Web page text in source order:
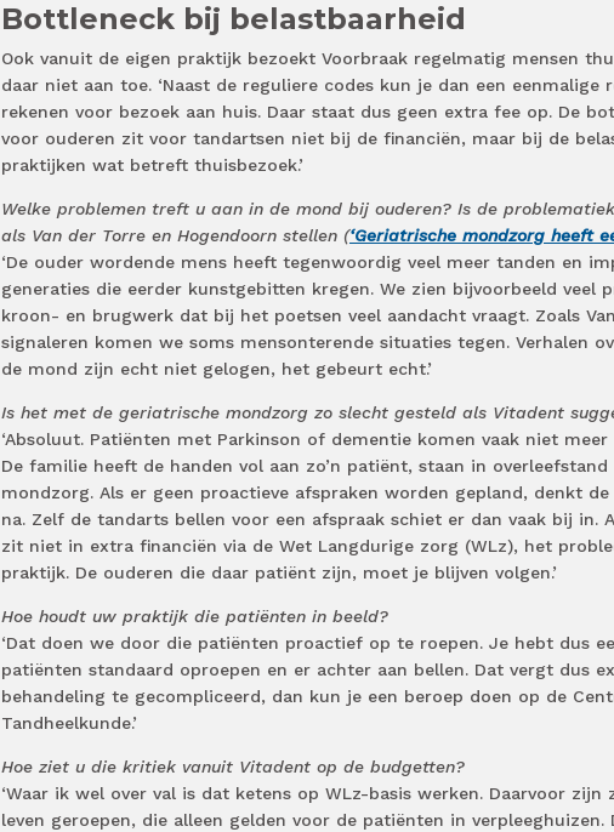
Bottleneck bij belastbaarheid
Ook vanuit de eigen praktijk bezoekt Voorbraak regelmatig mensen
daar niet aan toe. ‘Naast de reguliere codes kun je dan een eenmalige
rekenen voor bezoek aan huis. Daar staat dus geen extra fee op. De
voor ouderen zit voor tandartsen niet bij de financiën, maar bij de
praktijken wat betreft thuisbezoek.’
Welke problemen treft u aan in de mond bij ouderen? Is de
als Van der Torre en Hogendoorn stellen (‘Geriatrische mondzorg heeft
‘De ouder wordende mens heeft tegenwoordig veel meer tanden en
generaties die eerder kunstgebitten kregen. We zien bijvoorbeeld veel
kroon- en brugwerk dat bij het poetsen veel aandacht vraagt. Zoals
signaleren komen we soms mensonterende situaties tegen. Verhalen
de mond zijn echt niet gelogen, het gebeurt echt.’
Is het met de geriatrische mondzorg zo slecht gesteld als Vitadent
‘Absoluut. Patiënten met Parkinson of dementie komen vaak niet
De familie heeft de handen vol aan zo’n patiënt, staan in
mondzorg. Als er geen proactieve afspraken worden gepland, denkt
na. Zelf de tandarts bellen voor een afspraak schiet er dan vaak bij in.
zit niet in extra financiën via de Wet Langdurige zorg (WLz), het
praktijk. De ouderen die daar patiënt zijn, moet je blijven volgen.’
Hoe houdt uw praktijk die patiënten in beeld?
‘Dat doen we door die patiënten proactief op te roepen. Je hebt dus
patiënten standaard oproepen en er achter aan bellen. Dat vergt dus
behandeling te gecompliceerd, dan kun je een beroep doen op de
Tandheelkunde.’
Hoe ziet u die kritiek vanuit Vitadent op de budgetten?
‘Waar ik wel over val is dat ketens op WLz-basis werken. Daarvoor
leven geroepen, die alleen gelden voor de patiënten in verpleeghuizen.